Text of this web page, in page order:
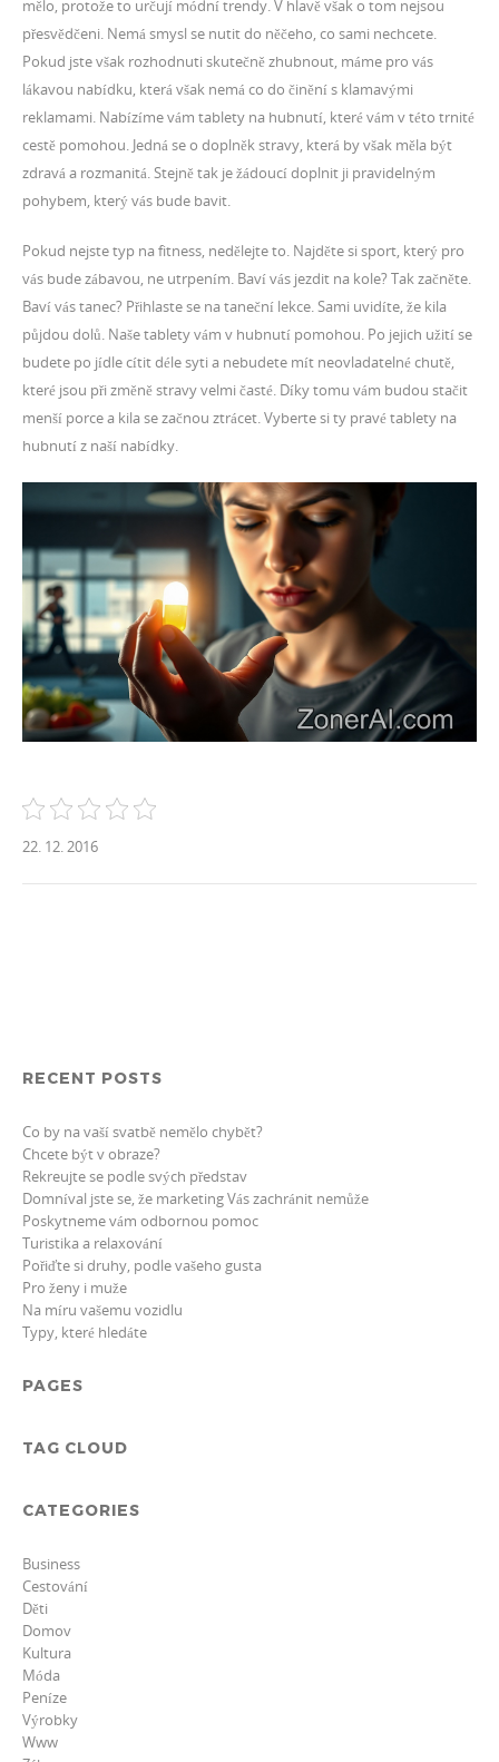
mělo, protože to určují módní trendy. V hlavě však o tom nejsou
přesvědčeni. Nemá smysl se nutit do něčeho, co sami nechcete.
Pokud jste však rozhodnuti skutečně zhubnout, máme pro vás
lákavou nabídku, která však nemá co do činění s klamavými
reklamami. Nabízíme vám tablety na hubnutí, které vám v této trnité
cestě pomohou. Jedná se o doplněk stravy, která by však měla být
zdravá a rozmanitá. Stejně tak je žádoucí doplnit ji pravidelným
pohybem, který vás bude bavit.
Pokud nejste typ na fitness, nedělejte to. Najděte si sport, který pro
vás bude zábavou, ne utrpením. Baví vás jezdit na kole? Tak začněte.
Baví vás tanec? Přihlaste se na taneční lekce. Sami uvidíte, že kila
půjdou dolů. Naše tablety vám v hubnutí pomohou. Po jejich užití se
budete po jídle cítit déle syti a nebudete mít neovladatelné chutě,
které jsou při změně stravy velmi časté. Díky tomu vám budou stačit
menší porce a kila se začnou ztrácet. Vyberte si ty pravé tablety na
hubnutí z naší nabídky.
22. 12. 2016
RECENT POSTS
Co by na vaší svatbě nemělo chybět?
Chcete být v obraze?
Rekreujte se podle svých představ
Domníval jste se, že marketing Vás zachránit nemůže
Poskytneme vám odbornou pomoc
Turistika a relaxování
Pořiďte si druhy, podle vašeho gusta
Pro ženy i muže
Na míru vašemu vozidlu
Typy, které hledáte
PAGES
TAG CLOUD
CATEGORIES
Business
Cestování
Děti
Domov
Kultura
Móda
Peníze
Výrobky
Www